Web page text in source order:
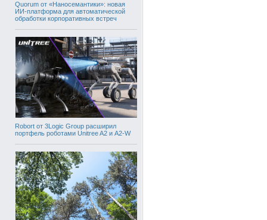
Quorum от «Наносемантики»: новая
ИИ-платформа для автоматической
обработки корпоративных встреч
Robort от 3Logic Group расширил
портфель роботами Unitree A2 и A2-W